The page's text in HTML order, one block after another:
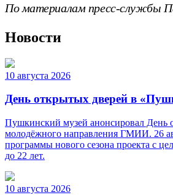
По материалам пресс-службы
Новости
10 августа 2026
День открытых дверей в
Пушкинский музей анонсировал День
молодёжного направления ГМИИ. 26
программы нового сезона проекта с
до 22 лет.
10 августа 2026